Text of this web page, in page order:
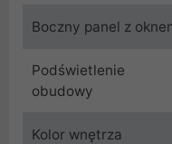
Boczny panel z
Podświetlenie
obudowy
Kolor wnętrza